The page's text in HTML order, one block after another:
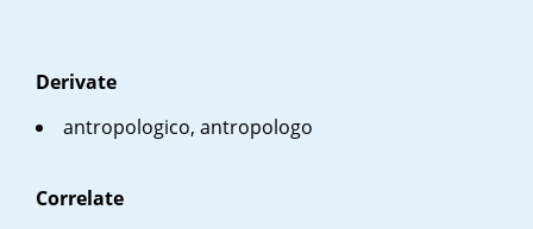
Derivate
antropologico, antropologo
Correlate